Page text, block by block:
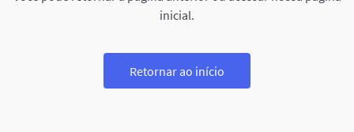
inicial.
Retornar ao início